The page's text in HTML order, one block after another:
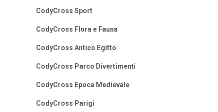
CodyCross Sport
CodyCross Flora e Fauna
CodyCross Antico Egitto
CodyCross Parco Divertimenti
CodyCross Epoca Medievale
CodyCross Parigi